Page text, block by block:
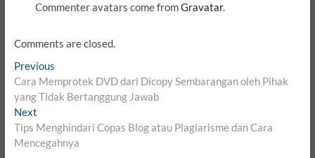
Commenter avatars come fromGravatar.
Comments are closed.
Post
navigation
PreviousPrevious
post:
Cara Memprotek DVD dari Dicopy Sembarangan oleh Pihak
yang Tidak Bertanggung Jawab
NextNext
post:
Tips Menghindari Copas Blog atau Plagiarisme dan Cara
Mencegahnya